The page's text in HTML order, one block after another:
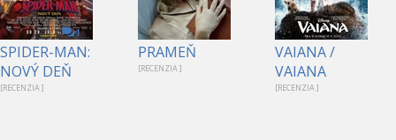
1
SPIDER-MAN:
NOVÝ DEŇ
[RECENZIA ]
PRAMEŇ
[RECENZIA ]
VAIANA /
VAIANA
[RECENZIA ]